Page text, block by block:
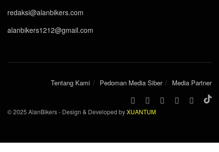
redaksi@alanbikers.com
alanbikers1212@gmail.com
Tentang Kami Pedoman Media Siber Media Partner
© 2025 AlanBikers - Design & Developed byXUANTUM